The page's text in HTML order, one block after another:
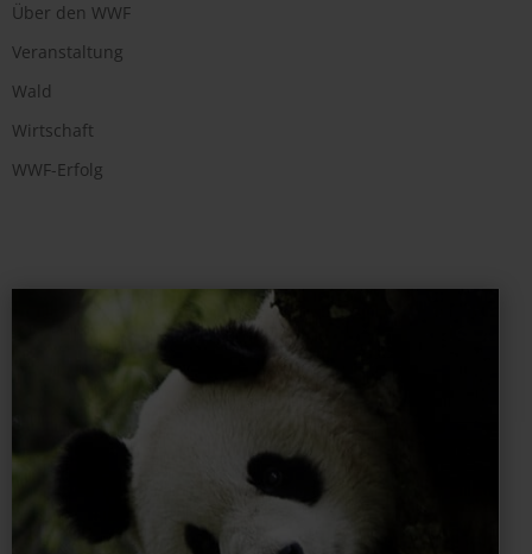
Über den WWF
Veranstaltung
Wald
Wirtschaft
WWF-Erfolg